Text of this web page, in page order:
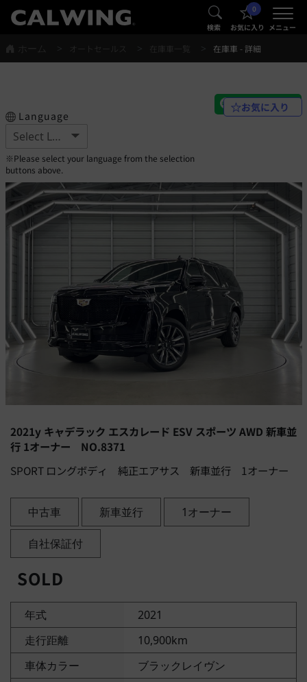
® 検索
0
お気に入り メニュー
®
在庫車 - 詳細
Language
※Please select your language from the selection
buttons above.
お気に入り
2021y キャデラック エスカレード ESV スポーツ AWD 新車並
行 1オーナー NO.8371
SPORT ロングボディ 純正エアサス 新車並行 1オーナー
中古車 新車並行 1オーナー
自社保証付
SOLD
年式
2021
走行距離
10,900km
車体カラー
ブラックレイヴン